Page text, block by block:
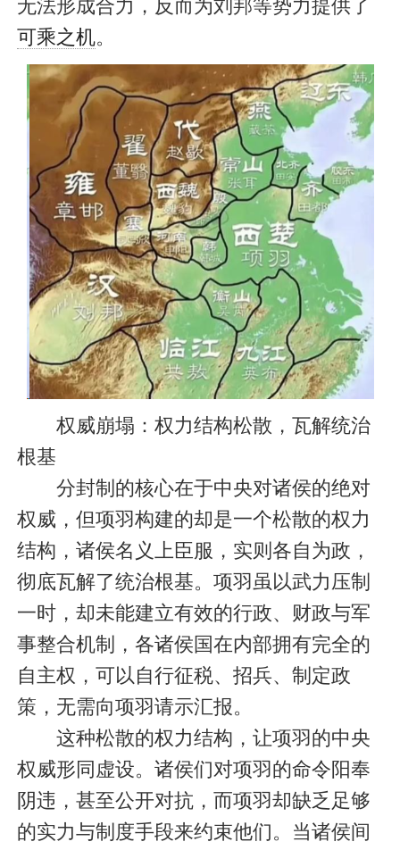
无法形成合力，反而为刘邦等势力提供了
可乘之机。
权威崩塌：权力结构松散，瓦解统治
根基
分封制的核心在于中央对诸侯的绝对
权威，但项羽构建的却是一个松散的权力
结构，诸侯名义上臣服，实则各自为政，
彻底瓦解了统治根基。项羽虽以武力压制
一时，却未能建立有效的行政、财政与军
事整合机制，各诸侯国在内部拥有完全的
自主权，可以自行征税、招兵、制定政
策，无需向项羽请示汇报。
这种松散的权力结构，让项羽的中央
权威形同虚设。诸侯们对项羽的命令阳奉
阴违，甚至公开对抗，而项羽却缺乏足够
的实力与制度手段来约束他们。当诸侯间